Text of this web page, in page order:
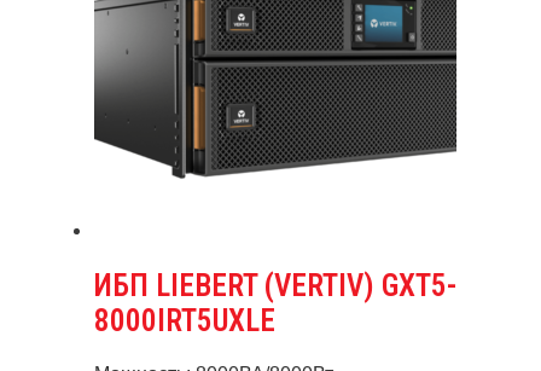
ИБП LIEBERT (VERTIV) GXT5-
8000IRT5UXLE